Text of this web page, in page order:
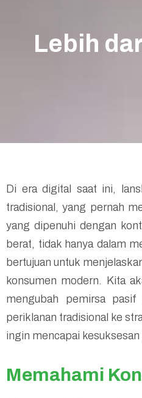
Lebih
Di era digital saat ini,
tradisional, yang pernah
yang dipenuhi dengan
berat, tidak hanya dalam
bertujuan untuk
konsumen modern. Kita
mengubah pemirsa
periklanan tradisional ke
ingin mencapai
Memahami